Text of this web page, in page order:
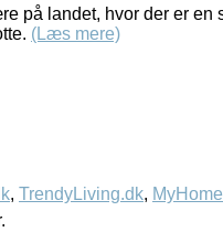
på landet, hvor der er en
(Læs mere)
, TrendyLiving.dk,